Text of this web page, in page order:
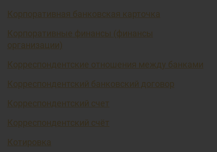
Корпоративная банковская карточка
Корпоративные финансы (финансы
организации)
Корреспондентские отношения между банками
Корреспондентский банковский договор
Корреспондентский счет
Корреспондентский счёт
Котировка